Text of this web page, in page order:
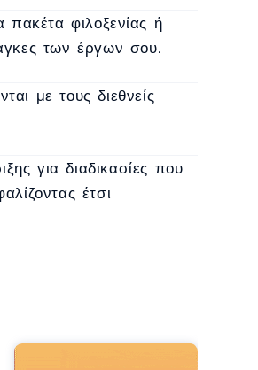
φιλοξενίας ή
των έργων σου.
με τους διεθνείς
για διαδικασίες που
έτσι